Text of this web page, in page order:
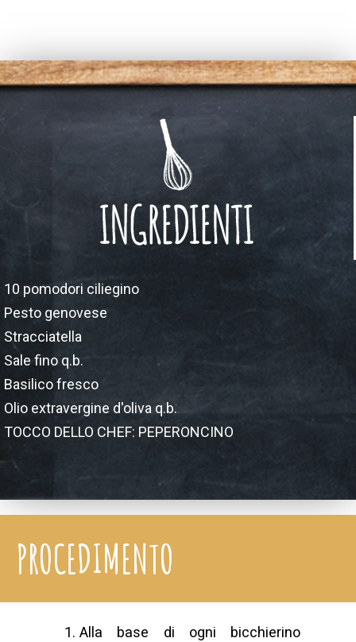
10 pomodori ciliegino
Pesto genovese
Stracciatella
Sale fino q.b.
Basilico fresco
Olio extravergine d'oliva q.b.
TOCCO DELLO CHEF: PEPERONCINO
PROCEDIMENTO
Alla base di ogni bicchierino